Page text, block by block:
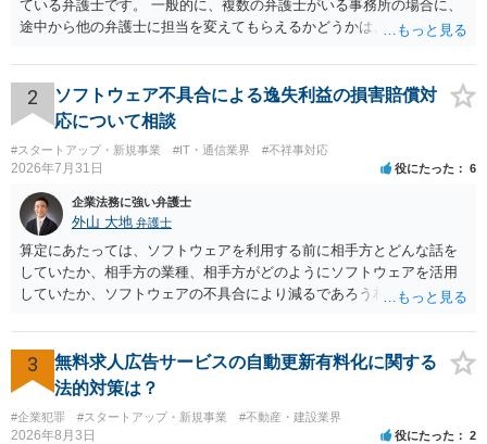
ている弁護士です。 一般的に、複数の弁護士がいる事務所の場合に、
途中から他の弁護士に担当を変えてもらえるかどうかは、当該事務所
が不満を抱いている弁護士を担当にすることは望ましくないため、別
の弁護士に変更するのが通常でしょう。それでも、担当弁護士を変え
てくれない場合は、他の弁護士の担当案件が一般で担当を変えられな
いなどの事情があるかと思います。 担当弁護士が変わらず、仕事内容
も改善されない場合には、決済権限を持つ上司に相談し、顧問契約自
体を見直すのが一番かと思います。
2
ソフトウェア不具合による逸失利益の損害賠償対
応について相談
#スタートアップ・新規事業 #IT・通信業界 #不祥事対応
2026年7月31日 役にたった 6
企業法務に強い弁護士
外山 大地 弁護士
算定にあたっては、ソフトウェアを利用する前に相手方とどんな話を
していたか、相手方の業種、相手方がどのようにソフトウェアを活用
していたか、ソフトウェアの不具合により減るであろう相手方の将来
ます。 すでに王先生からも回答されている通り、最寄りの弁護士に相
談されることをお勧めします。
3
無料求人広告サービスの自動更新有料化に関する
法的対策は？
#企業犯罪 #スタートアップ・新規事業 #不動産・建設業界
2026年8月3日 役にたった 2